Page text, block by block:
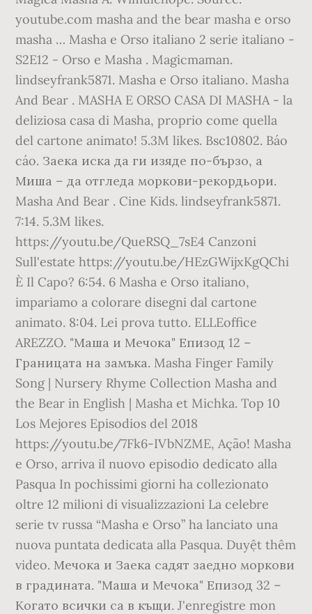
youtube.com masha and the bear masha e orso
masha … Masha e Orso italiano 2 serie italiano -
S2E12 - Orso e Masha . Magicmaman.
lindseyfrank5871. Masha e Orso italiano. Masha
And Bear . MASHA E ORSO CASA DI MASHA - la
deliziosa casa di Masha, proprio come quella
del cartone animato! 5.3M likes. Bsc10802. Báo
cáo. Заека иска да ги изяде по-бързо, а
Миша – да отгледа моркови-рекордьори.
Masha And Bear . Cine Kids. lindseyfrank5871.
7:14. 5.3M likes.
https://youtu.be/QueRSQ_7sE4 Canzoni
Sull'estate https://youtu.be/HEzGWijxKgQChi
È Il Capo? 6:54. 6 Masha e Orso italiano,
impariamo a colorare disegni dal cartone
animato. 8:04. Lei prova tutto. ELLEoffice
AREZZO. "Маша и Мечока" Епизод 12 –
Границата на замъка. Masha Finger Family
Song | Nursery Rhyme Collection Masha and
the Bear in English | Masha et Michka. Top 10
Los Mejores Episodios del 2018
https://youtu.be/7Fk6-IVbNZME, Ação! Masha
e Orso, arriva il nuovo episodio dedicato alla
Pasqua In pochissimi giorni ha collezionato
oltre 12 milioni di visualizzazioni La celebre
serie tv russa “Masha e Orso” ha lanciato una
nuova puntata dedicata alla Pasqua. Duyệt thêm
video. Мечока и Заека садят заедно моркови
в градината. "Маша и Мечока" Епизод 32 –
Когато всички са в къщи. J'enregistre mon